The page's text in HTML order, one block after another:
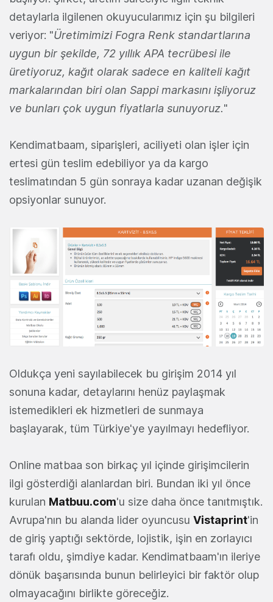
detaylarla ilgilenen okuyucularımız için şu bilgileri
veriyor: "Üretimimizi Fogra Renk standartlarına
uygun bir şekilde, 72 yıllık APA tecrübesi ile
üretiyoruz, kağıt olarak sadece en kaliteli kağıt
markalarından biri olan Sappi markasını işliyoruz
ve bunları çok uygun fiyatlarla sunuyoruz."
Kendimatbaam, siparişleri, aciliyeti olan işler için
ertesi gün teslim edebiliyor ya da kargo
teslimatından 5 gün sonraya kadar uzanan değişik
opsiyonlar sunuyor.
Oldukça yeni sayılabilecek bu girişim 2014 yıl
sonuna kadar, detaylarını henüz paylaşmak
istemedikleri ek hizmetleri de sunmaya
başlayarak, tüm Türkiye'ye yayılmayı hedefliyor.
Online matbaa son birkaç yıl içinde girişimcilerin
ilgi gösterdiği alanlardan biri. Bundan iki yıl önce
kurulan Matbuu.com'u size daha önce tanıtmıştık.
Avrupa'nın bu alanda lider oyuncusu Vistaprint'in
de giriş yaptığı sektörde, lojistik, işin en zorlayıcı
tarafı oldu, şimdiye kadar. Kendimatbaam'ın ileriye
dönük başarısında bunun belirleyici bir faktör olup
olmayacağını birlikte göreceğiz.